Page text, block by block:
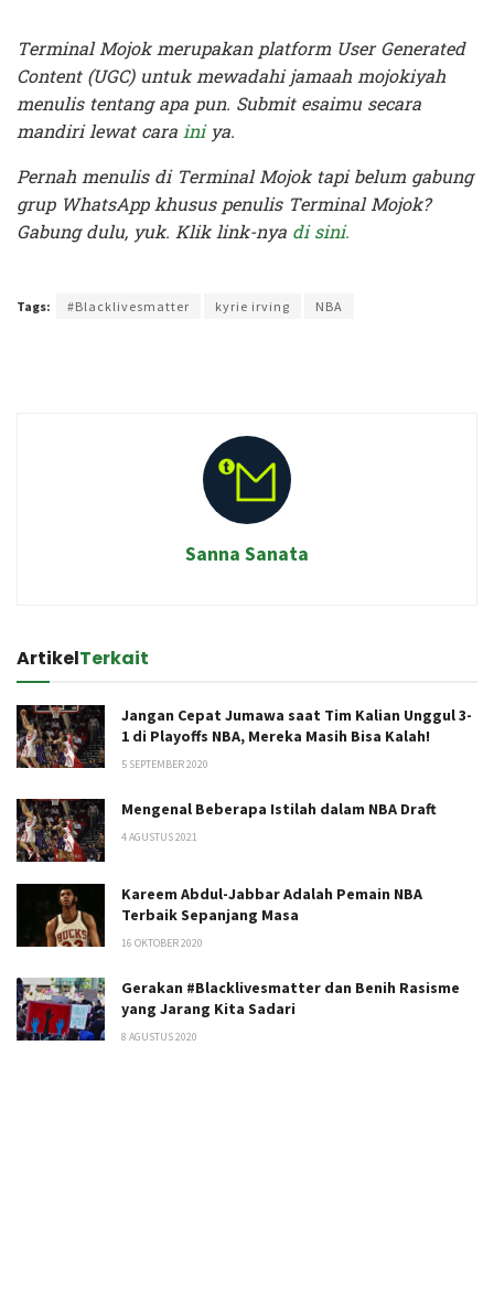
Terminal Mojok merupakan platform User Generated
Content (UGC) untuk mewadahi jamaah mojokiyah
menulis tentang apa pun. Submit esaimu secara
mandiri lewat carainiya.
Pernah menulis di Terminal Mojok tapi belum gabung
grup WhatsApp khusus penulis Terminal Mojok?
Gabung dulu, yuk. Klik link-nya di sini.
Tags: #Blacklivesmatter kyrie irving NBA
Sanna Sanata
ArtikelTerkait
Jangan Cepat Jumawa saat Tim Kalian Unggul 3-
1 di Playoffs NBA, Mereka Masih Bisa Kalah!
5 SEPTEMBER 2020
Mengenal Beberapa Istilah dalam NBA Draft
4 AGUSTUS 2021
Kareem Abdul-Jabbar Adalah Pemain NBA
Terbaik Sepanjang Masa
16 OKTOBER 2020
Gerakan #Blacklivesmatter dan Benih Rasisme
yang Jarang Kita Sadari
8 AGUSTUS 2020